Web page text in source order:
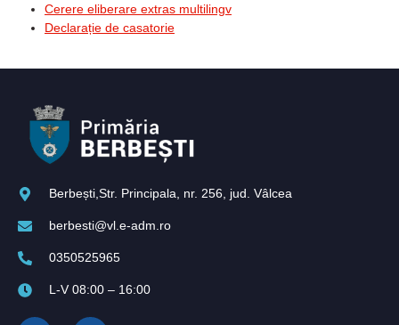
Cerere eliberare extras multilingv
Declarație de casatorie
Berbești,Str. Principala, nr. 256, jud. Vâlcea
berbesti@vl.e-adm.ro
0350525965
L-V 08:00 – 16:00